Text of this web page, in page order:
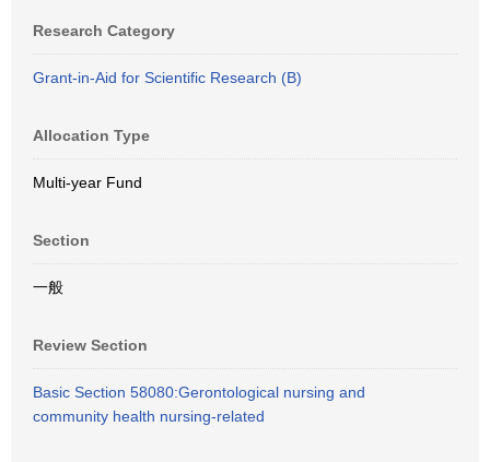
Research Category
Grant-in-Aid for Scientific Research (B)
Allocation Type
Multi-year Fund
Section
一般
Review Section
Basic Section 58080:Gerontological nursing and
community health nursing-related